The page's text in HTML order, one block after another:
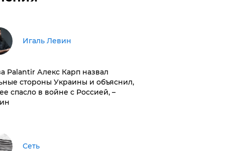
Игаль Левин
Palantir Алекс Карп назвал
стороны Украины и объяснил,
спасло в войне с Россией, –
Сеть